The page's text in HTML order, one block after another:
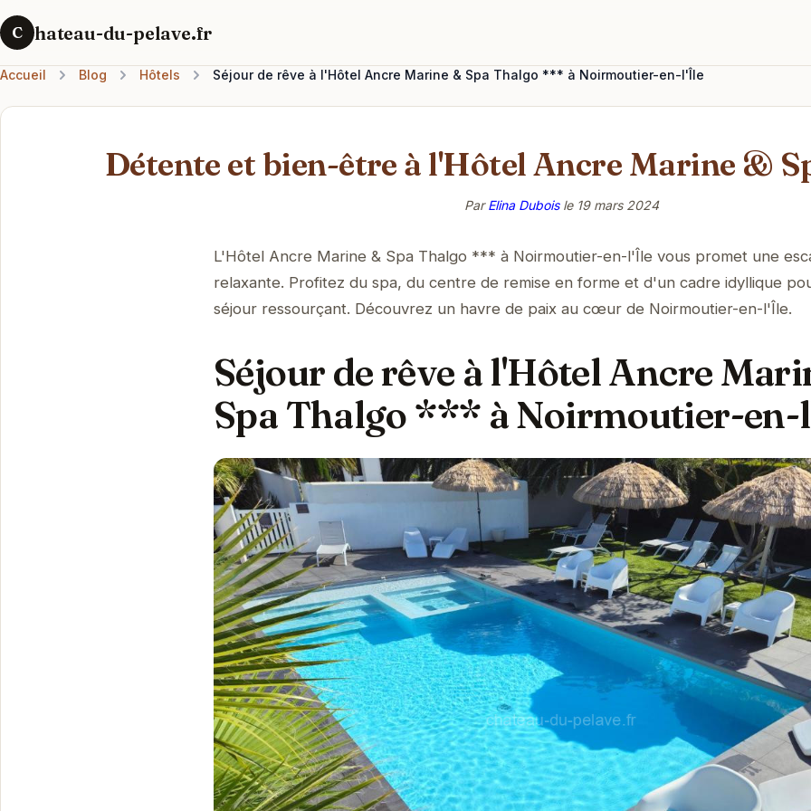
C hateau-du-pelave.fr
Accueil Blog Hôtels Séjour de rêve à l'Hôtel Ancre Marine & Spa Thalgo *** à Noirmoutier-en-l'Île
Détente et bien-être à l'Hôtel Ancre Marine &
ParElina Duboisle 19 mars 2024
L'Hôtel Ancre Marine & Spa Thalgo *** à Noirmoutier-en-l'Île vous promet une
relaxante. Profitez du spa, du centre de remise en forme et d'un cadre idyllique
séjour ressourçant. Découvrez un havre de paix au cœur de Noirmoutier-en-l'Île.
Séjour de rêve à l'Hôtel Ancre
Spa Thalgo *** à Noirmoutier-en-